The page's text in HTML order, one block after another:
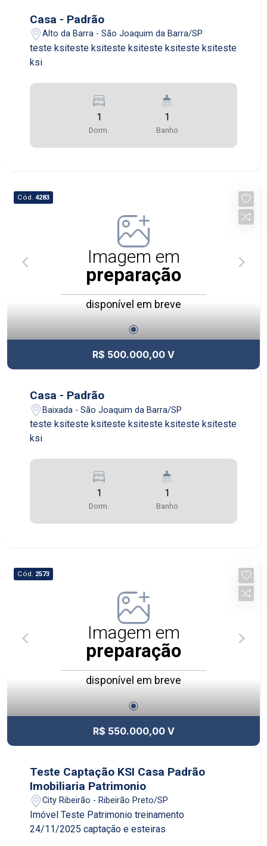
Casa - Padrão
Alto da Barra - São Joaquim da Barra/SP
teste ksiteste ksiteste ksiteste ksiteste ksiteste
ksi
1
Dorm.
1
Banho
Cód. 4283
Imagem em
preparação
disponível em breve
R$ 500.000,00 V
Casa - Padrão
Baixada - São Joaquim da Barra/SP
teste ksiteste ksiteste ksiteste ksiteste ksiteste
ksi
1
Dorm.
1
Banho
Cód. 2573
Imagem em
preparação
disponível em breve
R$ 550.000,00 V
Teste Captação KSI Casa Padrão
Imobiliaria Patrimonio
City Ribeirão - Ribeirão Preto/SP
Imóvel Teste Patrimonio treinamento
24/11/2025 captação e esteiras